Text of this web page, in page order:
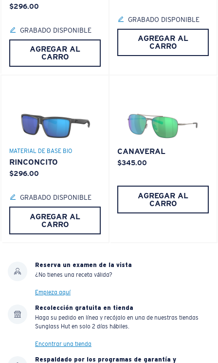
$296.00
GRABADO DISPONIBLE
AGREGAR AL
CARRO
GRABADO DISPONIBLE
AGREGAR AL
CARRO
MATERIAL DE BASE BIO
RINCONCITO
$296.00
GRABADO DISPONIBLE
AGREGAR AL
CARRO
CANAVERAL
$345.00
AGREGAR AL
CARRO
Reserva un examen de la vista
¿No tienes una receta válida?
Empieza aquí
Recolección gratuita en tienda
Haga su pedido en línea y recójalo en una de nuestras tiendas
Sunglass Hut en solo 2 días hábiles.
Encontrar una tienda
Respaldado por los programas de garantía y